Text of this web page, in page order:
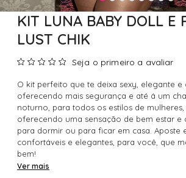
KIT LUNA BABY DOLL E
LUST CHIK
Seja o primeiro a avaliar
O kit perfeito que te deixa sexy, elegante e
oferecendo mais segurança e até á um
noturno, para todos os estilos de
oferecendo uma sensação de bem estar e
para dormir ou para ficar em casa. Aposte
confortáveis e elegantes, para você, que
bem!
Ver mais